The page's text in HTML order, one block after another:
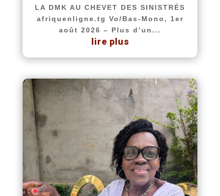
LA DMK AU CHEVET DES SINISTRÉS
afriquenligne.tg Vo/Bas-Mono, 1er
août 2026 – Plus d’un...
lire plus